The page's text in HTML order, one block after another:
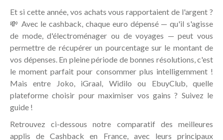
Et si cette année, vos achats vous rapportaient de l'argent ?
💸 Avec le cashback, chaque euro dépensé — qu'il s'agisse
de mode, d'électroménager ou de voyages — peut vous
permettre de récupérer un pourcentage sur le montant de
vos dépenses. En pleine période de bonnes résolutions, c'est
le moment parfait pour consommer plus intelligemment !
Mais entre Joko, iGraal, Widilo ou EbuyClub, quelle
plateforme choisir pour maximiser vos gains ? Suivez le
guide !
Retrouvez ci-dessous notre comparatif des meilleures
applis de Cashback en France, avec leurs principaux